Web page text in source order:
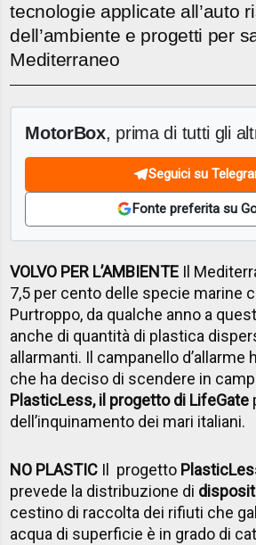
tecnologie applicate all’auto
dell’ambiente e progetti per
Mediterraneo
MotorBox, prima di tutti gli
Seguici su
Fonte preferita su
VOLVO PER L’AMBIENTE Il
7,5 per cento delle specie marine
Purtroppo, da qualche anno a
anche di quantità di plastica
allarmanti. Il campanello d’allarme
che ha deciso di scendere in
PlasticLess, il progetto di LifeGate
dell’inquinamento dei mari italiani.
NO PLASTIC Il progetto
prevede la distribuzione di
cestino di raccolta dei rifiuti che
acqua di superficie è in grado di